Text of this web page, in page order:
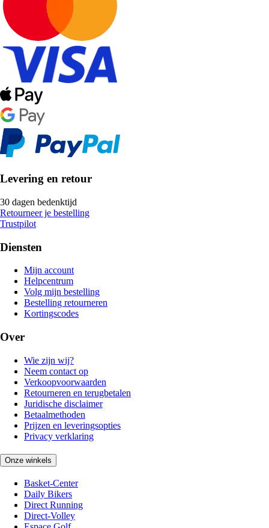
Levering en retour
30 dagen bedenktijd
Retourneer je bestelling
Trustpilot
Diensten
Mijn account
Helpcentrum
Volg mijn bestelling
Bestelling retourneren
Kortingscodes
Over
Wie zijn wij?
Neem contact op
Verkoopvoorwaarden
Retourneren en terugbetalen
Juridische disclaimer
Betaalmethoden
Prijzen en leveringsopties
Privacy verklaring
Onze winkels
Basket-Center
Daily Bikers
Direct Running
Direct-Volley